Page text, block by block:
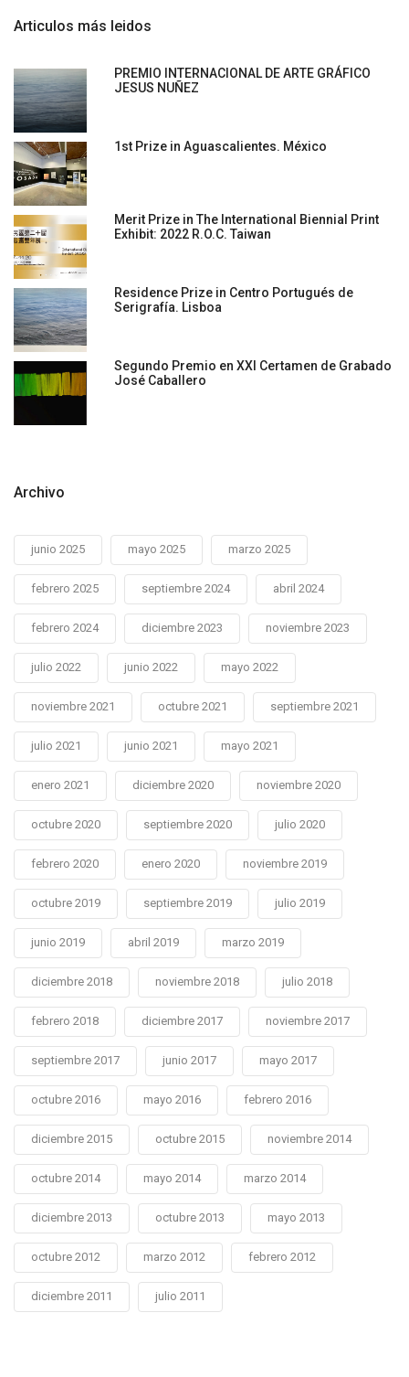
Articulos más leidos
PREMIO INTERNACIONAL DE ARTE GRÁFICO
JESUS NUÑEZ
1st Prize in Aguascalientes. México
Merit Prize in The International Biennial Print
Exhibit: 2022 R.O.C. Taiwan
Residence Prize in Centro Portugués de
Serigrafía. Lisboa
Segundo Premio en XXI Certamen de Grabado
José Caballero
Archivo
junio 2025 mayo 2025 marzo 2025
febrero 2025 septiembre 2024 abril 2024
febrero 2024 diciembre 2023 noviembre 2023
julio 2022 junio 2022 mayo 2022
noviembre 2021 octubre 2021 septiembre 2021
julio 2021 junio 2021 mayo 2021
enero 2021 diciembre 2020 noviembre 2020
octubre 2020 septiembre 2020 julio 2020
febrero 2020 enero 2020 noviembre 2019
octubre 2019 septiembre 2019 julio 2019
junio 2019 abril 2019 marzo 2019
diciembre 2018 noviembre 2018 julio 2018
febrero 2018 diciembre 2017 noviembre 2017
septiembre 2017 junio 2017 mayo 2017
octubre 2016 mayo 2016 febrero 2016
diciembre 2015 octubre 2015 noviembre 2014
octubre 2014 mayo 2014 marzo 2014
diciembre 2013 octubre 2013 mayo 2013
octubre 2012 marzo 2012 febrero 2012
diciembre 2011 julio 2011